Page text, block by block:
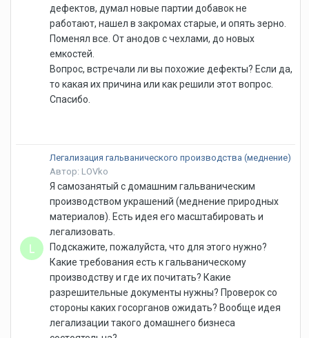
дефектов, думал новые партии добавок не
работают, нашел в закромах старые, и опять зерно.
Поменял все. От анодов с чехлами, до новых
емкостей.
Вопрос, встречали ли вы похожие дефекты? Если да,
то какая их причина или как решили этот вопрос.
Спасибо.
Легализация гальванического производства (меднение)
Автор: LOVko
Я самозанятый с домашним гальваническим
производством украшений (меднение природных
материалов). Есть идея его масштабировать и
легализовать.
Подскажите, пожалуйста, что для этого нужно?
Какие требования есть к гальваническому
производству и где их почитать? Какие
разрешительные документы нужны? Проверок со
стороны каких госорганов ожидать? Вообще идея
легализации такого домашнего бизнеса